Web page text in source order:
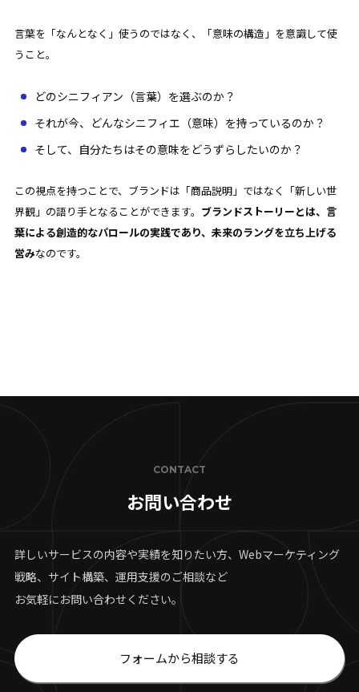
言葉を「なんとなく」使うのではなく、「意味の構造」を意識して使
うこと。
どのシニフィアン（言葉）を選ぶのか？
それが今、どんなシニフィエ（意味）を持っているのか？
そして、自分たちはその意味をどうずらしたいのか？
この視点を持つことで、ブランドは「商品説明」ではなく「新しい世
界観」の語り手となることができます。 ブランドストーリーとは、言
葉による創造的なパロールの実践であり、未来のラングを立ち上げる
営みなのです。
CONTACT
お問い合わせ
詳しいサービスの内容や実績を知りたい方、Webマーケティング
戦略、サイト構築、運用支援のご相談など
お気軽にお問い合わせください。
フォームから相談する